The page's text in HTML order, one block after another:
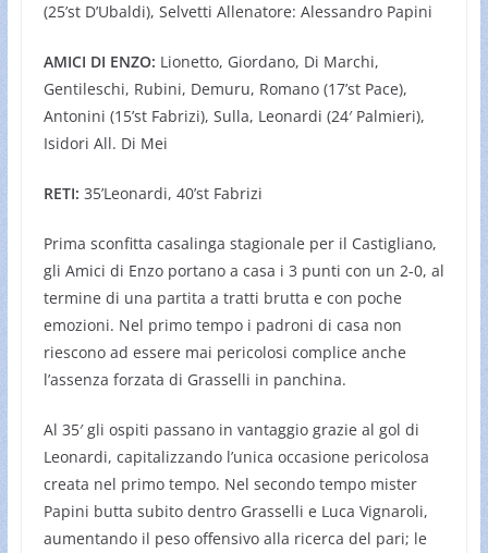
(25’st D’Ubaldi), Selvetti Allenatore: Alessandro Papini
AMICI DI ENZO: Lionetto, Giordano, Di Marchi,
Gentileschi, Rubini, Demuru, Romano (17’st Pace),
Antonini (15’st Fabrizi), Sulla, Leonardi (24′ Palmieri),
Isidori All. Di Mei
RETI: 35’Leonardi, 40’st Fabrizi
Prima sconfitta casalinga stagionale per il Castigliano,
gli Amici di Enzo portano a casa i 3 punti con un 2-0, al
termine di una partita a tratti brutta e con poche
emozioni. Nel primo tempo i padroni di casa non
riescono ad essere mai pericolosi complice anche
l’assenza forzata di Grasselli in panchina.
Al 35′ gli ospiti passano in vantaggio grazie al gol di
Leonardi, capitalizzando l’unica occasione pericolosa
creata nel primo tempo. Nel secondo tempo mister
Papini butta subito dentro Grasselli e Luca Vignaroli,
aumentando il peso offensivo alla ricerca del pari; le